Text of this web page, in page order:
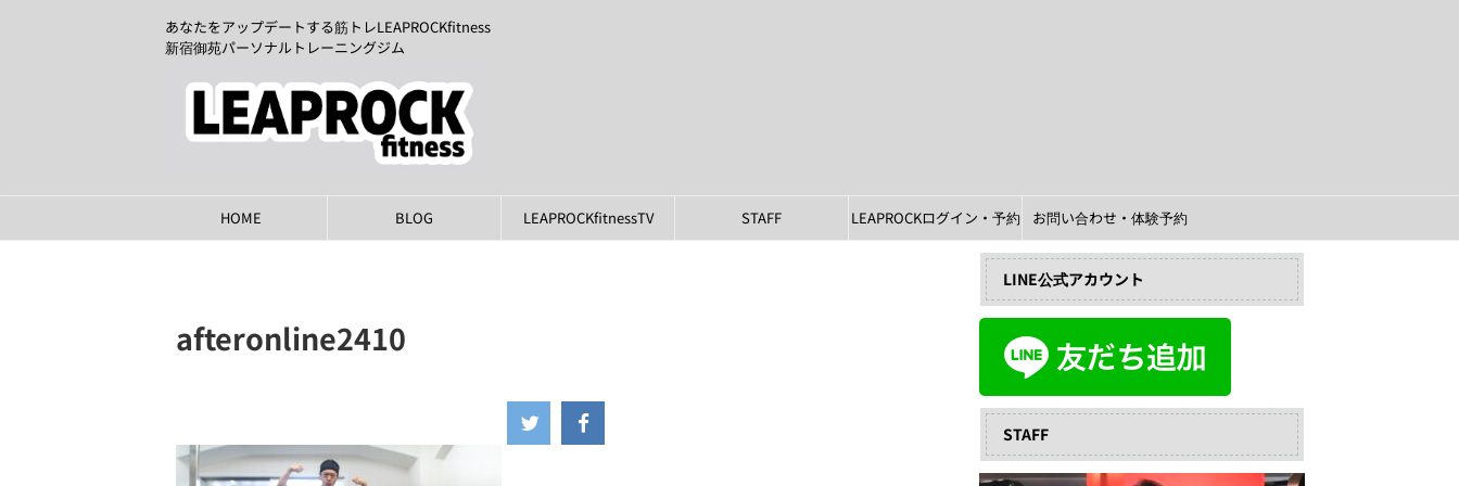
あなたをアップデートする筋トレLEAPROCKfitness
新宿御苑パーソナルトレーニングジム
HOME BLOG LEAPROCKfitnessTV STAFF LEAPROCKログイン・予約 お問い合わせ・体験予約
afteronline2410
LINE公式アカウント
STAFF